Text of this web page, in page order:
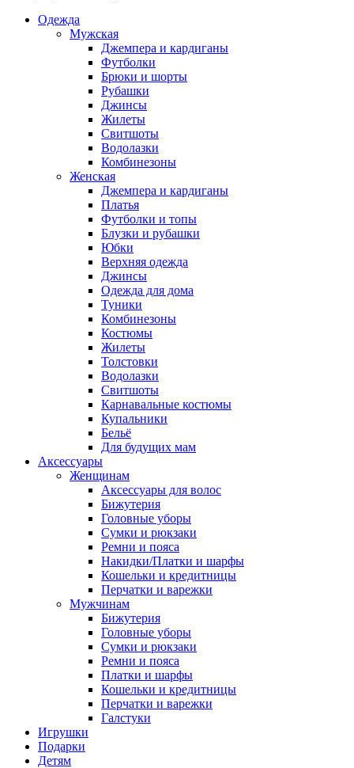
Одежда
Мужская
Джемпера и кардиганы
Футболки
Брюки и шорты
Рубашки
Джинсы
Жилеты
Свитшоты
Водолазки
Комбинезоны
Женская
Джемпера и кардиганы
Платья
Футболки и топы
Блузки и рубашки
Юбки
Верхняя одежда
Джинсы
Одежда для дома
Туники
Комбинезоны
Костюмы
Жилеты
Толстовки
Водолазки
Свитшоты
Карнавальные костюмы
Купальники
Бельё
Для будущих мам
Аксессуары
Женщинам
Аксессуары для волос
Бижутерия
Головные уборы
Сумки и рюкзаки
Ремни и пояса
Накидки/Платки и шарфы
Кошельки и кредитницы
Перчатки и варежки
Мужчинам
Бижутерия
Головные уборы
Сумки и рюкзаки
Ремни и пояса
Платки и шарфы
Кошельки и кредитницы
Перчатки и варежки
Галстуки
Игрушки
Подарки
Детям